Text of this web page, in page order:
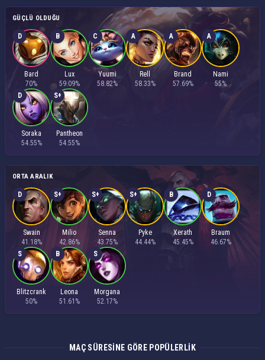
GÜÇLÜ OLDUĞU
D
Bard
70%
B
Lux
59.09%
C
Yuumi
58.82%
A
Rell
58.33%
A
Brand
57.69%
A
Nami
55%
D
Soraka
54.55%
S+
Pantheon
54.55%
ORTA ARALIK
D
Swain
41.18%
S+
Milio
42.86%
S+
Senna
43.75%
S+
Pyke
44.44%
B
Xerath
45.45%
D
Braum
46.67%
S
Blitzcrank
50%
B
Leona
51.61%
S
Morgana
52.17%
MAÇ SÜRESINE GÖRE POPÜLERLIK